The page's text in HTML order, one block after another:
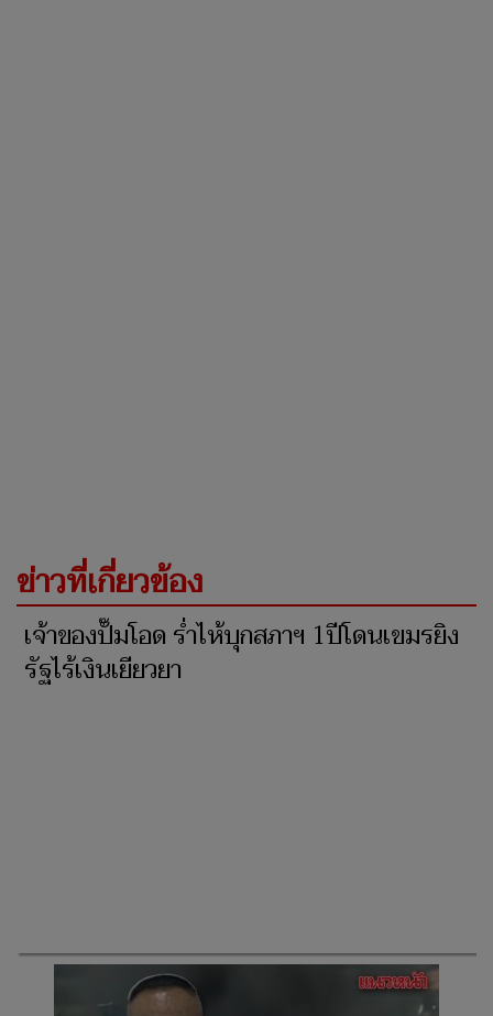
ข่าวที่เกี่ยวข้อง
เจ้าของปั๊มโอด ร่ำไห้บุกสภาฯ 1ปีโดนเขมรยิง
รัฐไร้เงินเยียวยา